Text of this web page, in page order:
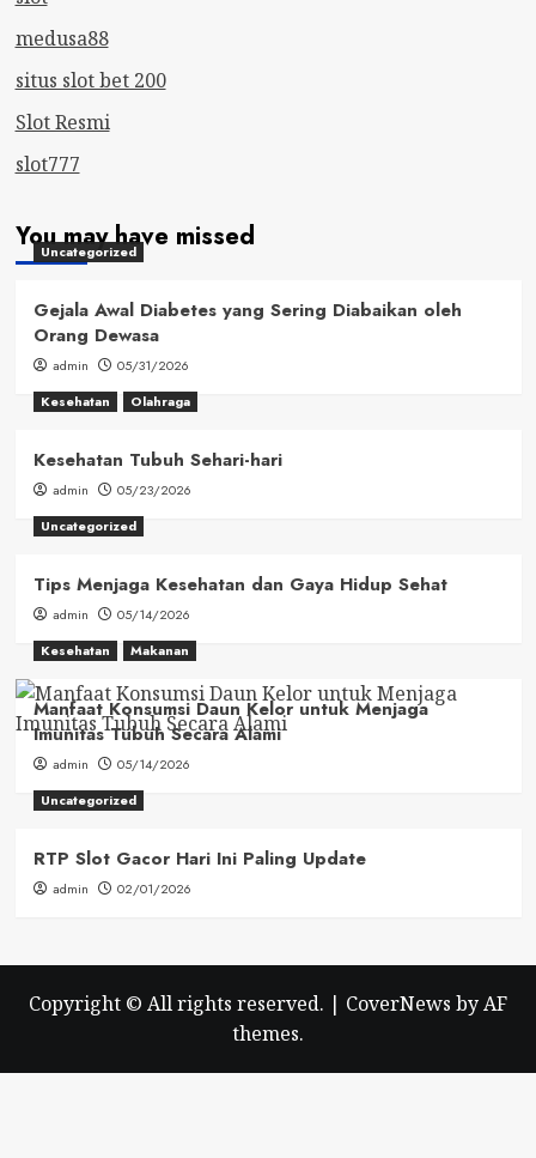
medusa88
situs slot bet 200
Slot Resmi
slot777
You may have missed
Uncategorized
Gejala Awal Diabetes yang Sering Diabaikan oleh
Orang Dewasa
admin
05/31/2026
Kesehatan
Olahraga
Kesehatan Tubuh Sehari-hari
admin
05/23/2026
Uncategorized
Tips Menjaga Kesehatan dan Gaya Hidup Sehat
admin
05/14/2026
Kesehatan
Makanan
Manfaat Konsumsi Daun Kelor untuk Menjaga
Imunitas Tubuh Secara Alami
admin
05/14/2026
Uncategorized
RTP Slot Gacor Hari Ini Paling Update
admin 02/01/2026
Copyright © All rights reserved. | CoverNews by AF
themes.